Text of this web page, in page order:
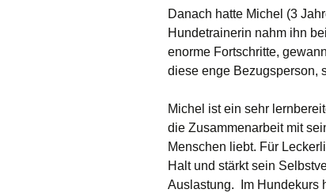
Danach hatte Michel (3
Hundetrainerin nahm ihn
enorme Fortschritte,
diese enge Bezugsperson,
Michel ist ein sehr
die Zusammenarbeit mit
Menschen liebt. Für
Halt und stärkt sein
Auslastung. Im Hundekurs